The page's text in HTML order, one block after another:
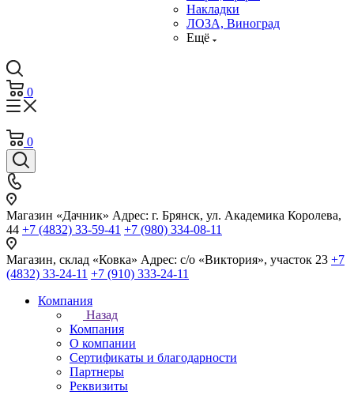
Накладки
ЛОЗА, Виноград
Ещё
0
0
Магазин «Дачник» Адрес: г. Брянск, ул. Академика Королева,
44 +7 (4832) 33-59-41 +7 (980) 334-08-11
Магазин, склад «Ковка» Адрес: с/о «Виктория», участок 23 +7
(4832) 33-24-11 +7 (910) 333-24-11
Компания
Назад
Компания
О компании
Сертификаты и благодарности
Партнеры
Реквизиты